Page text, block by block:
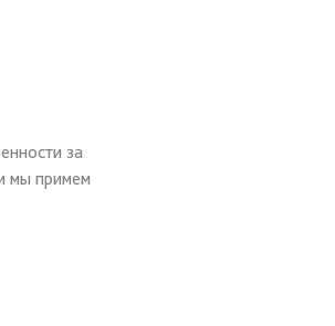
за
мы примем